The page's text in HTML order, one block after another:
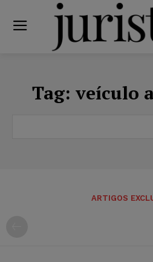
Tag: veículo
ARTIGOS